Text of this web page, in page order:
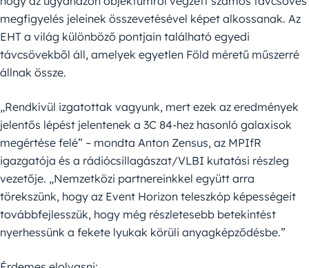
megfigyelés jeleinek összevetésével képet alkossanak. Az
EHT a világ különböző pontjain található egyedi
távcsövekből áll, amelyek egyetlen Föld méretű műszerré
állnak össze.
„Rendkívül izgatottak vagyunk, mert ezek az eredmények
jelentős lépést jelentenek a 3C 84-hez hasonló galaxisok
megértése felé” – mondta Anton Zensus, az MPIfR
igazgatója és a rádiócsillagászat/VLBI kutatási részleg
vezetője. „Nemzetközi partnereinkkel együtt arra
törekszünk, hogy az Event Horizon teleszkóp képességeit
továbbfejlesszük, hogy még részletesebb betekintést
nyerhessünk a fekete lyukak körüli anyagképződésbe.”